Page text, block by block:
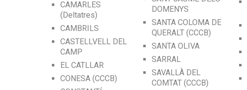
CAMARLES
(Deltatres)
CAMBRILS
CASTELLVELL DEL
CAMP
EL CATLLAR
CONESA (CCCB)
DOMENYS
SANTA COLOMA DE
QUERALT (CCCB)
SANTA OLIVA
SARRAL
SAVALLÀ DEL
COMTAT (CCCB)